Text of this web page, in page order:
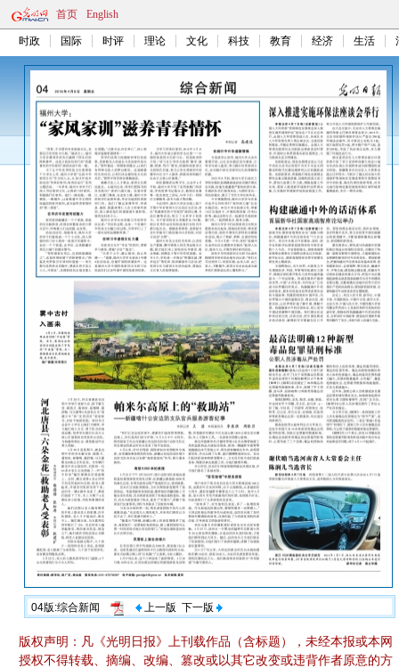
首页 English
时政 国际 时评 理论 文化 科技 教育 经济 生活
04版:综合新闻 上一版 下一版
版权声明：凡《光明日报》上刊载作品（含标题），未经本报或本网
授权不得转载、摘编、改编、篡改或以其它改变或违背作者原意的方